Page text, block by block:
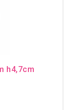
h4,7cm